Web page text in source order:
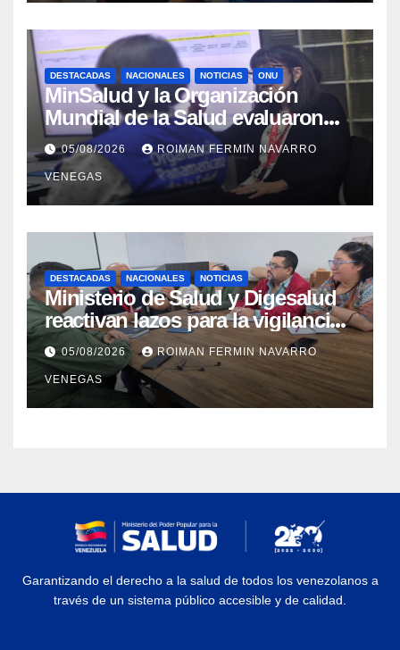
DESTACADAS NACIONALES NOTICIAS ONU
MinSalud y la Organización
Mundial de la Salud evaluaron
propuesta técnica integral en
materia de agua saneamiento e
higiene ante contingencia
sísmica
05/08/2026 ROIMAN FERMIN NAVARRO
VENEGAS
DESTACADAS NACIONALES NOTICIAS
Ministerio de Salud y Digesalud
reactivan lazos para la vigilancia
epidemiológica y el control de
enfermedades
05/08/2026 ROIMAN FERMIN NAVARRO
VENEGAS
Garantizando el derecho a la salud de todos los venezolanos a
través de un sistema público accesible y de calidad.